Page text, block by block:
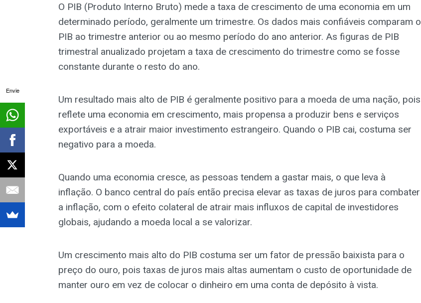
O PIB (Produto Interno Bruto) mede a taxa de crescimento de uma economia em um
determinado período, geralmente um trimestre. Os dados mais confiáveis comparam o
PIB ao trimestre anterior ou ao mesmo período do ano anterior. As figuras de PIB
trimestral anualizado projetam a taxa de crescimento do trimestre como se fosse
constante durante o resto do ano.
Um resultado mais alto de PIB é geralmente positivo para a moeda de uma nação, pois
reflete uma economia em crescimento, mais propensa a produzir bens e serviços
exportáveis e a atrair maior investimento estrangeiro. Quando o PIB cai, costuma ser
negativo para a moeda.
Quando uma economia cresce, as pessoas tendem a gastar mais, o que leva à
inflação. O banco central do país então precisa elevar as taxas de juros para combater
a inflação, com o efeito colateral de atrair mais influxos de capital de investidores
globais, ajudando a moeda local a se valorizar.
Um crescimento mais alto do PIB costuma ser um fator de pressão baixista para o
preço do ouro, pois taxas de juros mais altas aumentam o custo de oportunidade de
manter ouro em vez de colocar o dinheiro em uma conta de depósito à vista.
Envie